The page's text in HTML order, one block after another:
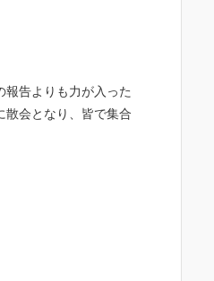
告よりも力が入った
散会となり、皆で集合